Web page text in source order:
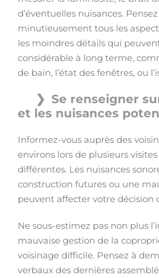
d’éventuelles nuisances.
minutieusement tous les
les moindres détails qui
considérable à long terme,
de bain, l’état des fenêtres, ou
Se renseigner
et les nuisances
Informez-vous auprès des
environs lors de plusieurs
différentes. Les nuisances
construction futures ou une
peuvent affecter votre décision
Ne sous-estimez pas non plus
mauvaise gestion de la
voisinage difficile. Pensez à
verbaux des dernières